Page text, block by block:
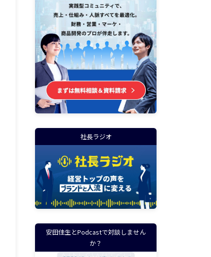
社長ラジオ
安田佳生とPodcastで対談しません
か？